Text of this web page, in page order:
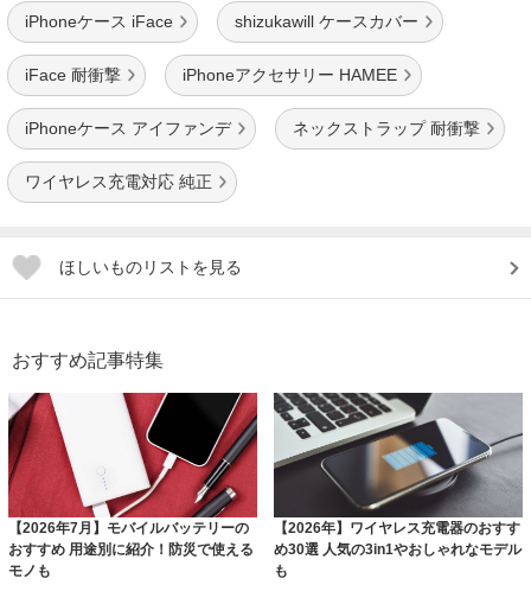
iPhoneケース iFace shizukawill ケースカバー
iFace 耐衝撃 iPhoneアクセサリー HAMEE
iPhoneケース アイファンデ ネックストラップ 耐衝撃
ワイヤレス充電対応 純正
ほしいものリストを見る
おすすめ記事特集
【2026年7月】モバイルバッテリーの
おすすめ 用途別に紹介！防災で使える
モノも
【2026年】ワイヤレス充電器のおすす
め30選 人気の3in1やおしゃれなモデル
も